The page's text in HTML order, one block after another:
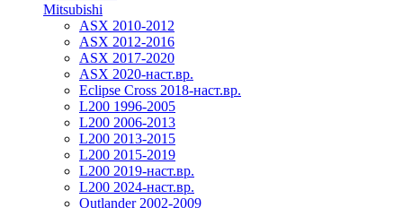
Mitsubishi
ASX 2010-2012
ASX 2012-2016
ASX 2017-2020
ASX 2020-наст.вр.
Eclipse Cross 2018-наст.вр.
L200 1996-2005
L200 2006-2013
L200 2013-2015
L200 2015-2019
L200 2019-наст.вр.
L200 2024-наст.вр.
Outlander 2002-2009